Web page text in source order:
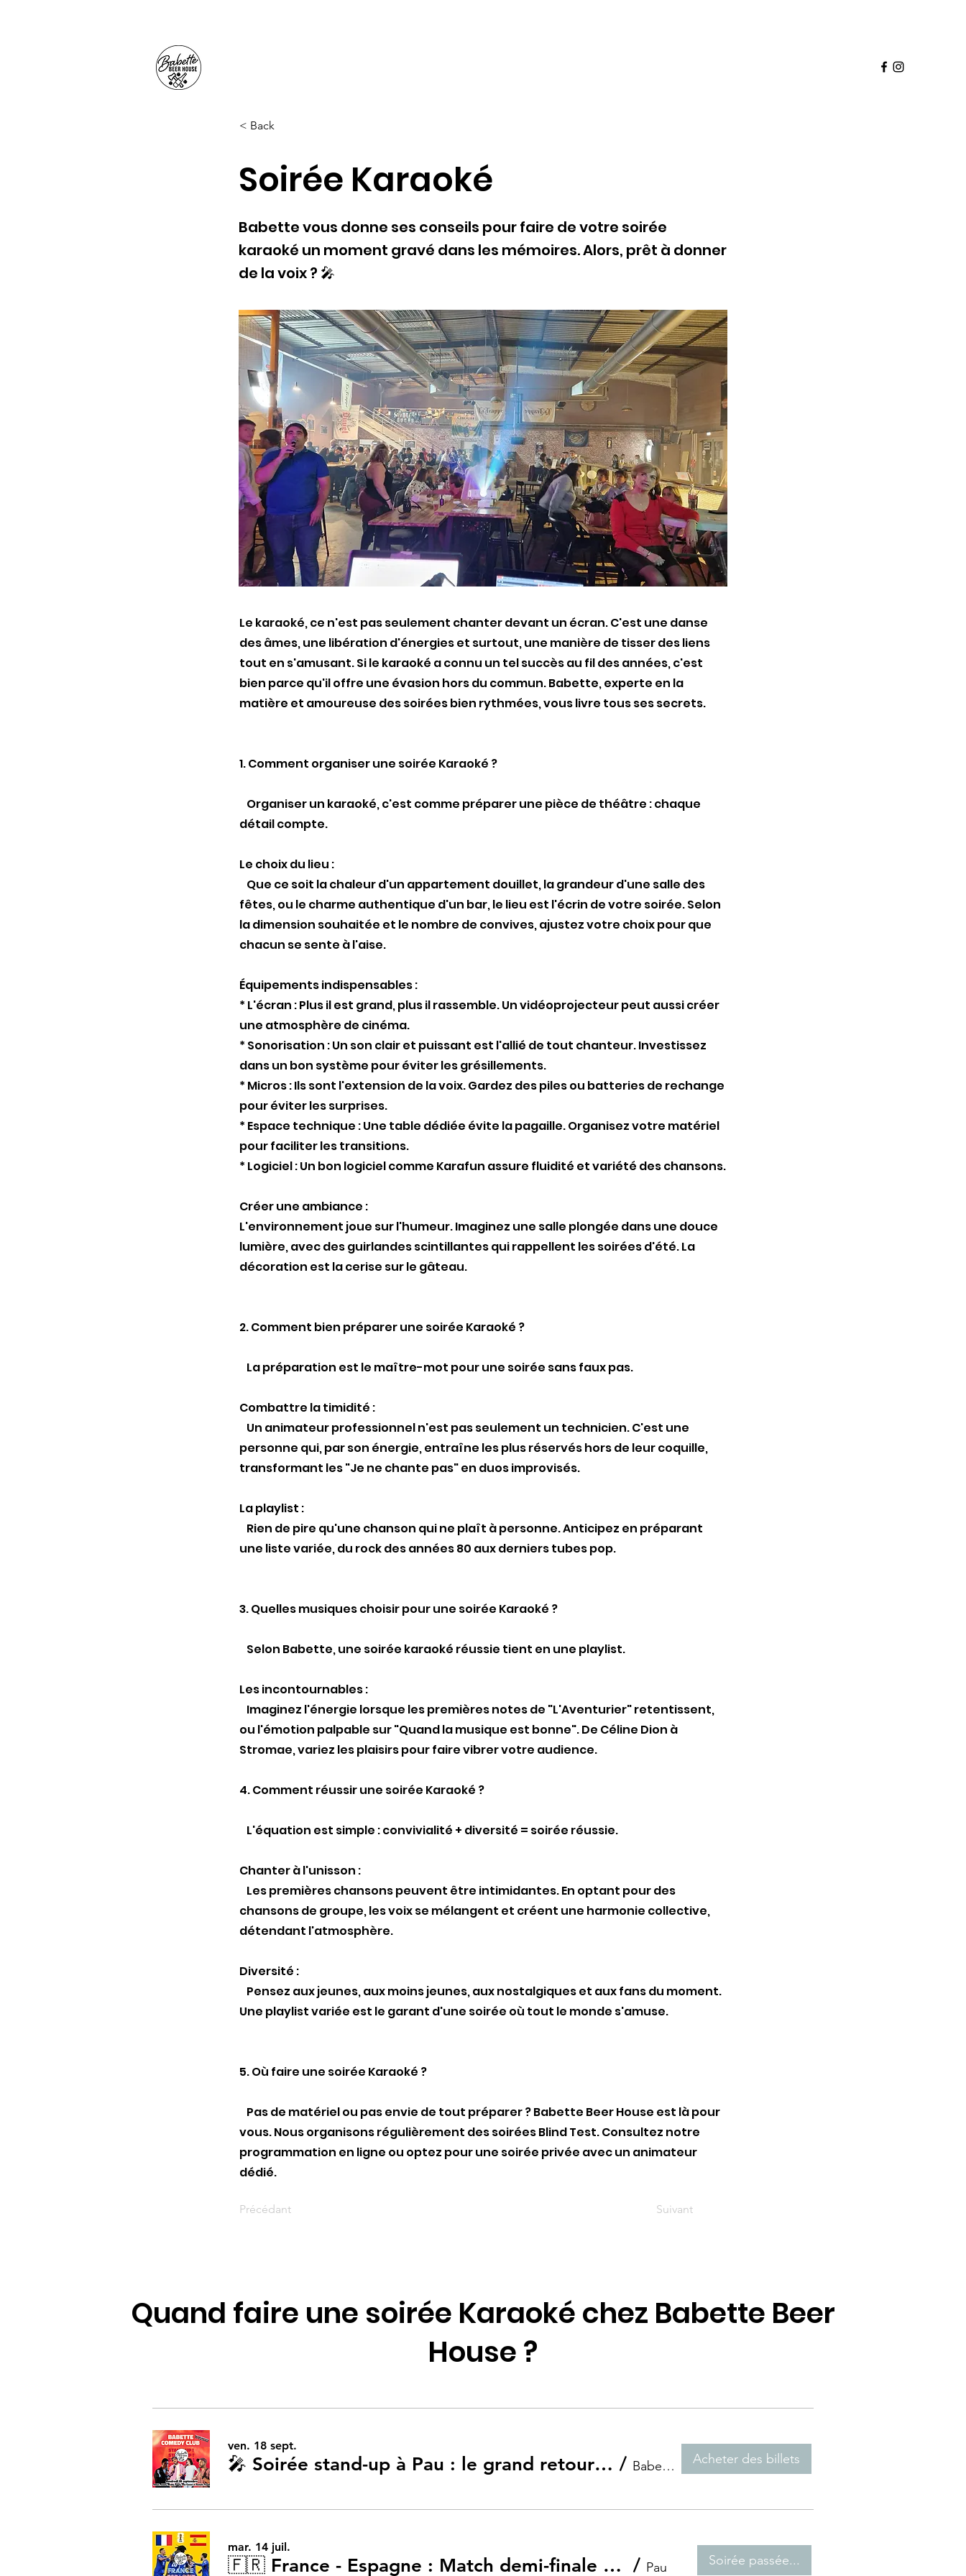
< Back
Soirée Karaoké
Babette vous donne ses conseils pour faire de votre soirée
karaoké un moment gravé dans les mémoires. Alors, prêt à donner
de la voix ? 🎤
Le karaoké, ce n'est pas seulement chanter devant un écran. C'est une danse
des âmes, une libération d'énergies et surtout, une manière de tisser des liens
tout en s'amusant. Si le karaoké a connu un tel succès au fil des années, c'est
bien parce qu'il offre une évasion hors du commun. Babette, experte en la
matière et amoureuse des soirées bien rythmées, vous livre tous ses secrets.
1. Comment organiser une soirée Karaoké ?
Organiser un karaoké, c'est comme préparer une pièce de théâtre : chaque
détail compte.
Le choix du lieu :
Que ce soit la chaleur d'un appartement douillet, la grandeur d'une salle des
fêtes, ou le charme authentique d'un bar, le lieu est l'écrin de votre soirée. Selon
la dimension souhaitée et le nombre de convives, ajustez votre choix pour que
chacun se sente à l'aise.
Équipements indispensables :
* L'écran : Plus il est grand, plus il rassemble. Un vidéoprojecteur peut aussi créer
une atmosphère de cinéma.
* Sonorisation : Un son clair et puissant est l'allié de tout chanteur. Investissez
dans un bon système pour éviter les grésillements.
* Micros : Ils sont l'extension de la voix. Gardez des piles ou batteries de rechange
pour éviter les surprises.
* Espace technique : Une table dédiée évite la pagaille. Organisez votre matériel
pour faciliter les transitions.
* Logiciel : Un bon logiciel comme Karafun assure fluidité et variété des chansons.
Créer une ambiance :
L'environnement joue sur l'humeur. Imaginez une salle plongée dans une douce
lumière, avec des guirlandes scintillantes qui rappellent les soirées d'été. La
décoration est la cerise sur le gâteau.
2. Comment bien préparer une soirée Karaoké ?
La préparation est le maître-mot pour une soirée sans faux pas.
Combattre la timidité :
Un animateur professionnel n'est pas seulement un technicien. C'est une
personne qui, par son énergie, entraîne les plus réservés hors de leur coquille,
transformant les "Je ne chante pas" en duos improvisés.
La playlist :
Rien de pire qu'une chanson qui ne plaît à personne. Anticipez en préparant
une liste variée, du rock des années 80 aux derniers tubes pop.
3. Quelles musiques choisir pour une soirée Karaoké ?
Selon Babette, une soirée karaoké réussie tient en une playlist.
Les incontournables :
Imaginez l'énergie lorsque les premières notes de "L'Aventurier" retentissent,
ou l'émotion palpable sur "Quand la musique est bonne". De Céline Dion à
Stromae, variez les plaisirs pour faire vibrer votre audience.
4. Comment réussir une soirée Karaoké ?
L'équation est simple : convivialité + diversité = soirée réussie.
Chanter à l'unisson :
Les premières chansons peuvent être intimidantes. En optant pour des
chansons de groupe, les voix se mélangent et créent une harmonie collective,
détendant l'atmosphère.
Diversité :
Pensez aux jeunes, aux moins jeunes, aux nostalgiques et aux fans du moment.
Une playlist variée est le garant d'une soirée où tout le monde s'amuse.
5. Où faire une soirée Karaoké ?
Pas de matériel ou pas envie de tout préparer ? Babette Beer House est là pour
vous. Nous organisons régulièrement des soirées Blind Test. Consultez notre
programmation en ligne ou optez pour une soirée privée avec un animateur
dédié.
Précédant Suivant
Quand faire une soirée Karaoké chez Babette Beer
House ?
ven. 18 sept.
🎤 Soirée stand-up à Pau : le grand retour du Babette Comedy Club ! / Babette Beer House Acheter des billets
mar. 14 juil.
🇫🇷 France - Espagne : Match demi-finale CDM un choc à ne pas manquer au Babette Beer House ! ⚽🔥 / Pau Soirée passée...